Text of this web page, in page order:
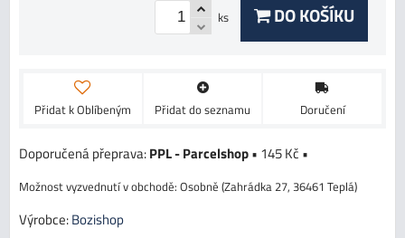
ks DO KOŠÍKU
Přidat k Oblíbeným Přidat do seznamu Doručení
PPL - Parcelshop• 145 Kč •
Osobně (Zahrádka 27, 36461 Teplá)
Výrobce:Bozishop